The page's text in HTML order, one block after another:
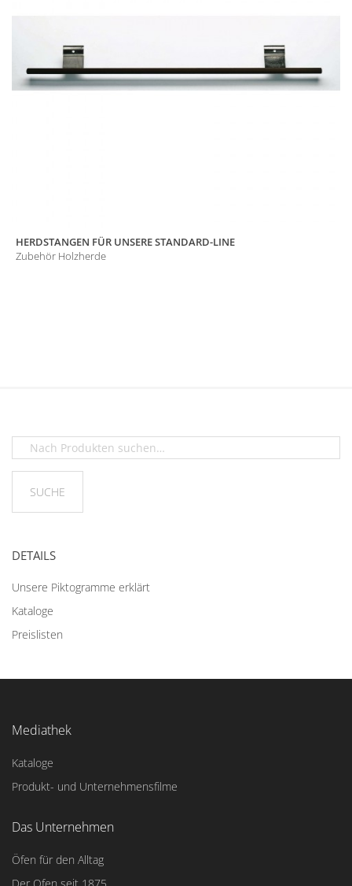
HERDSTANGEN FÜR UNSERE STANDARD-LINE
Zubehör Holzherde
DETAILS
Unsere Piktogramme erklärt
Kataloge
Preislisten
Mediathek
Kataloge
Produkt- und Unternehmensfilme
Das Unternehmen
Öfen für den Alltag